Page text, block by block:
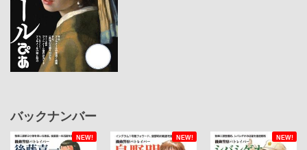
バックナンバー
NEW! NEW! NEW!